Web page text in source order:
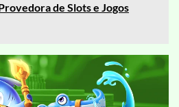
de Slots e Jogos